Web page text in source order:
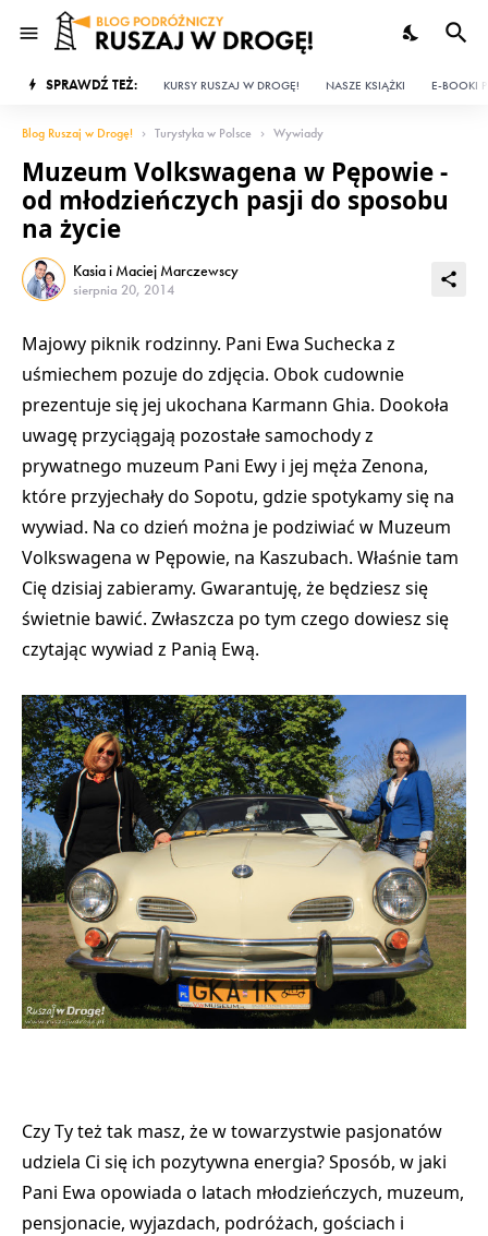
SPRAWDŹ TEŻ: KURSY RUSZAJ W DROGĘ! NASZE KSIĄŻKI E-BOOKI
Blog Ruszaj w Drogę! Turystyka w Polsce Wywiady
Muzeum Volkswagena w Pępowie -
od młodzieńczych pasji do sposobu
na życie
Kasia i Maciej Marczewscy
sierpnia 20, 2014
Majowy piknik rodzinny. Pani Ewa Suchecka z
uśmiechem pozuje do zdjęcia. Obok cudownie
prezentuje się jej ukochana Karmann Ghia. Dookoła
uwagę przyciągają pozostałe samochody z
prywatnego muzeum Pani Ewy i jej męża Zenona,
które przyjechały do Sopotu, gdzie spotykamy się na
wywiad. Na co dzień można je podziwiać w Muzeum
Volkswagena w Pępowie, na Kaszubach. Właśnie tam
Cię dzisiaj zabieramy. Gwarantuję, że będziesz się
świetnie bawić. Zwłaszcza po tym czego dowiesz się
czytając wywiad z Panią Ewą.
Czy Ty też tak masz, że w towarzystwie pasjonatów
udziela Ci się ich pozytywna energia? Sposób, w jaki
Pani Ewa opowiada o latach młodzieńczych, muzeum,
pensjonacie, wyjazdach, podróżach, gościach i